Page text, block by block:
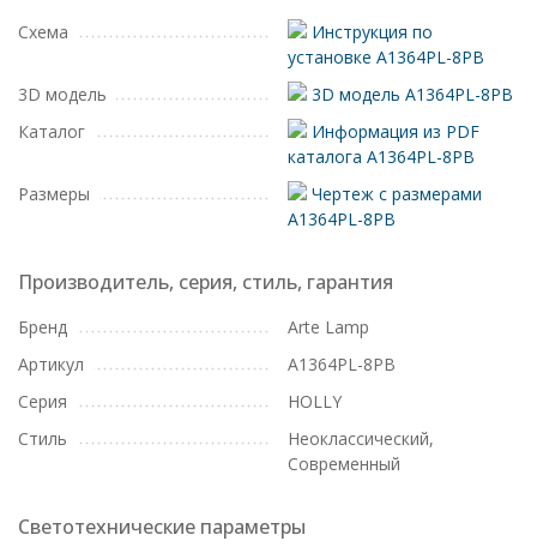
Схема
Инструкция по
установке A1364PL-8PB
3D модель
3D модель A1364PL-8PB
Каталог
Информация из PDF
каталога A1364PL-8PB
Размеры
Чертеж с размерами
A1364PL-8PB
Производитель, серия, стиль, гарантия
Бренд
Arte Lamp
Артикул
A1364PL-8PB
Серия
HOLLY
Стиль
Неоклассический,
Современный
Светотехнические параметры